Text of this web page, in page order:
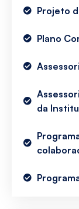
Projeto
Plano
da